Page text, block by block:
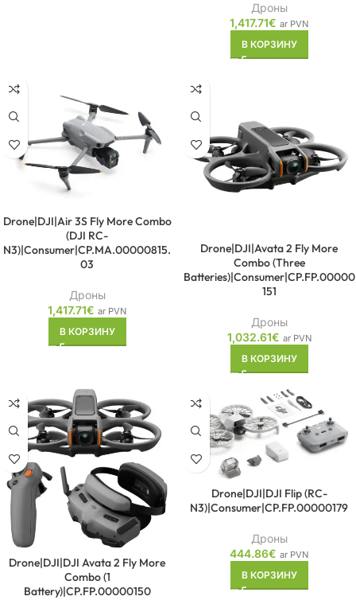
Дроны
1,417.71€ ar PVN
В КОРЗИНУ
Drone|DJI|Air 3S Fly More Combo
(DJI RC-
N3)|Consumer|CP.MA.00000815.
03
Дроны
1,417.71€ ar PVN
В КОРЗИНУ
Drone|DJI|Avata 2 Fly More
Combo (Three
Batteries)|Consumer|CP.FP.00000
151
Дроны
1,032.61€ ar PVN
В КОРЗИНУ
Drone|DJI|DJI Avata 2 Fly More
Combo (1
Battery)|CP.FP.00000150
Drone|DJI|DJI Flip (RC-
N3)|Consumer|CP.FP.00000179
Дроны
444.86€ ar PVN
В КОРЗИНУ